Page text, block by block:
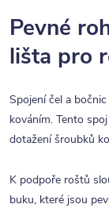
Pevné
lišta pro
Spojení čel a
kováním. Tento
dotažení šroubků
K podpoře roštů
buku, které jsou